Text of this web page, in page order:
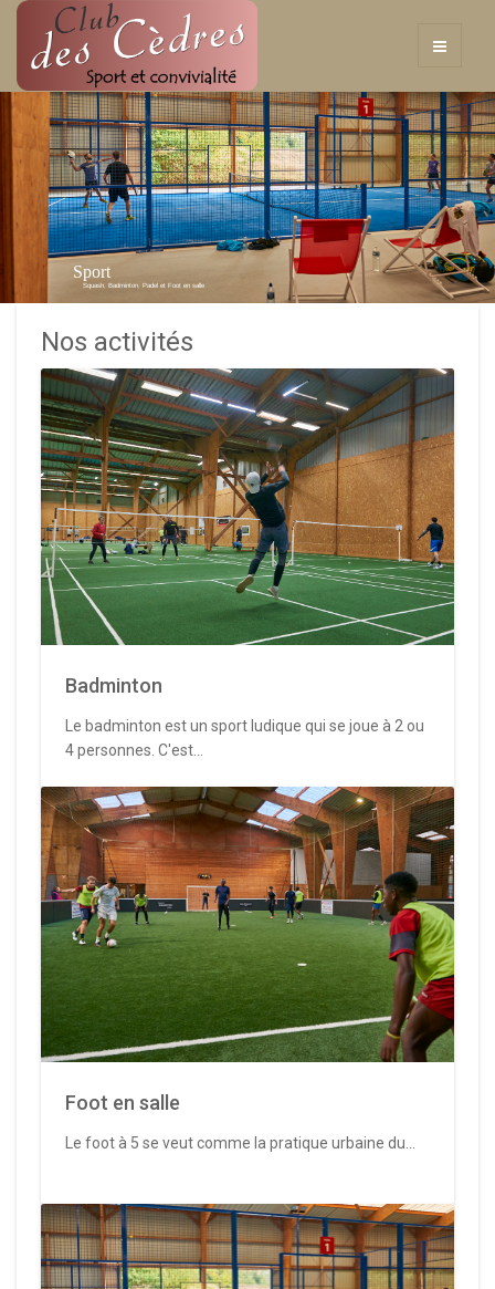
Sport
Squash, Badminton, Padel et Foot en salle
Nos activités
Badminton
Le badminton est un sport ludique qui se joue à 2 ou
4 personnes. C'est...
Foot en salle
Le foot à 5 se veut comme la pratique urbaine du...